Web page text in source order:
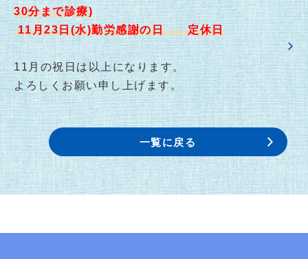
30分まで診療)
11月23日(水)勤労感謝の日 定休日
11月の祝日は以上になります。
よろしくお願い申し上げます。
一覧に戻る